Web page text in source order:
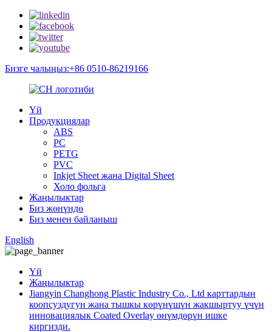
Бизге чалыңыз:+86 0510-86219166
Үй
Продукциялар
ABS
PC
PETG
PVC
Inkjet Sheet жана Digital Sheet
Холо фольга
Жаңылыктар
Биз жөнүндө
Биз менен байланыш
English
Үй
Жаңылыктар
Jiangyin Changhong Plastic Industry Co., Ltd карттардын
коопсуздугун жана тышкы көрүнүшүн жакшыртуу үчүн
инновациялык Coated Overlay өнүмдөрүн ишке
киргизди.